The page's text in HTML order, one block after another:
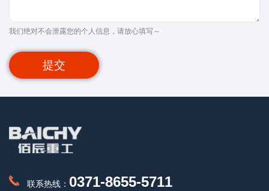
我们绝对不会泄露您的个人信息，请放心填写～
提交
联系热线： 0371-8655-5711